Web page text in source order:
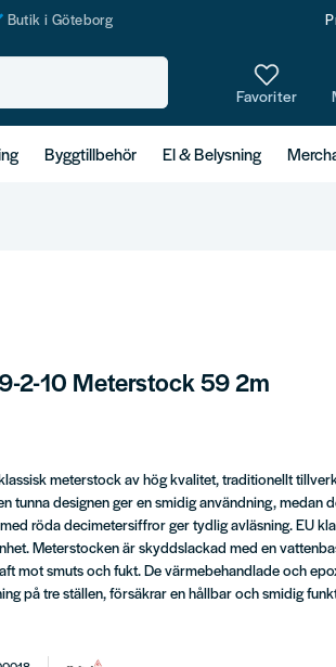
Butik i Göteborg
Byggtillbehör El & Belysning
2-10 Meterstock 59 2m
meterstock av hög kvalitet, traditionellt
tunna designen ger en smidig användning, medan
röda decimetersiffror ger tydlig avläsning. EU
Meterstocken är skyddslackad med en
mot smuts och fukt. De värmebehandlade och
på tre ställen, försäkrar en hållbar och smidig